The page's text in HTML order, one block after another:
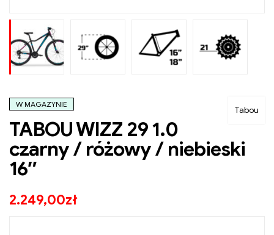
Tabou
W MAGAZYNIE
TABOU WIZZ 29 1.0
czarny / różowy / niebieski
16″
2.249,00zł